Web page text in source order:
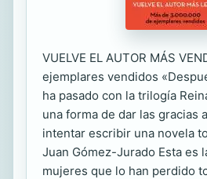
VUELVE EL AUTOR MÁS
ejemplares vendidos
ha pasado con la trilogía
una forma de dar las gracias
intentar escribir una novela
Juan Gómez-Jurado Esta es
mujeres que lo han perdido